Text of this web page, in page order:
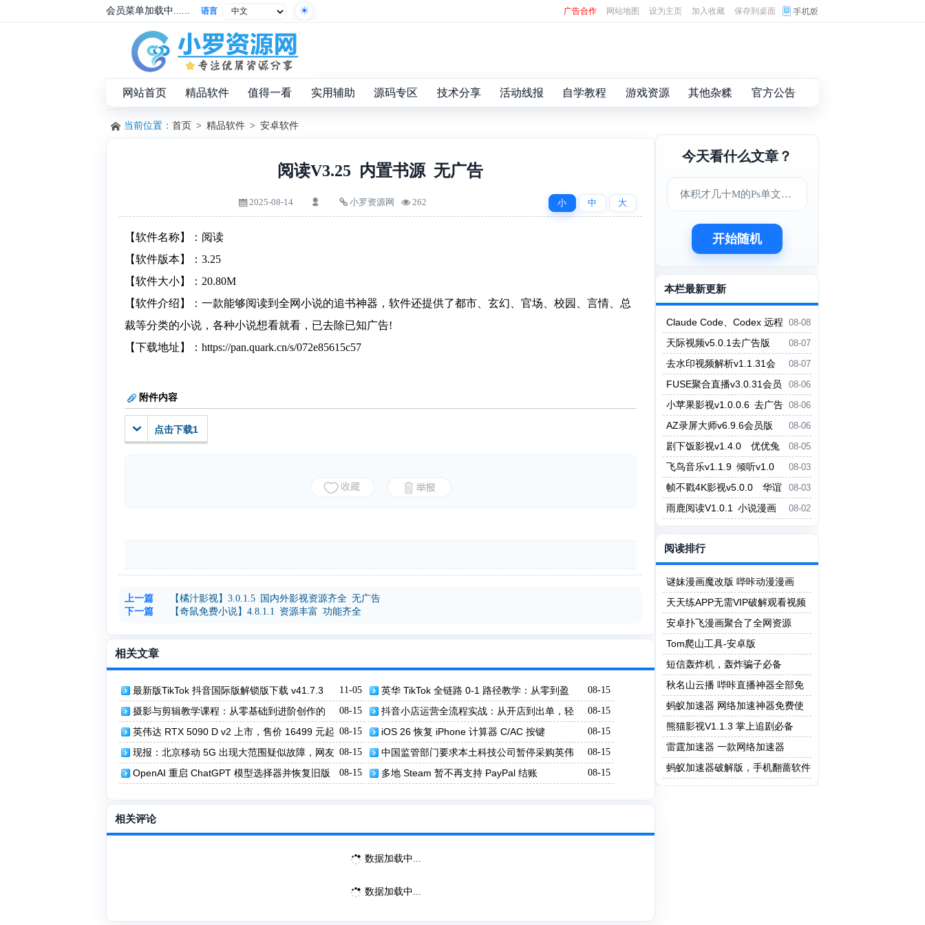
会员菜单加载中...... 语言 广告合作 网站地图 设为主页 加入收藏 保存到桌面
网站首页 精品软件 值得一看 实用辅助 源码专区 技术分享 活动线报 自学教程 游戏资源 其他杂糅 官方公告
当前位置： 首页 > 精品软件 > 安卓软件
阅读V3.25 内置书源 无广告
小 中 大
2025-08-14 小罗资源网 262
【软件名称】：阅读
【软件版本】：3.25
【软件大小】：20.80M
【软件介绍】：一款能够阅读到全网小说的追书神器，软件还提供了都市、玄幻、官场、校园、言情、总
裁等分类的小说，各种小说想看就看，已去除已知广告!
【下载地址】：https://pan.quark.cn/s/072e85615c57
附件内容
点击下载1
上一篇
【橘汁影视】3.0.1.5 国内外影视资源齐全 无广告
下一篇
【奇鼠免费小说】4.8.1.1 资源丰富 功能齐全
相关文章
11-05
最新版TikTok 抖音国际版解锁版下载 v41.7.3
去广告 免拔卡
08-15
英华 TikTok 全链路 0-1 路径教学：从零到盈
利，掘金美区市场！
08-15
摄影与剪辑教学课程：从零基础到进阶创作的
全流程指南
08-15
抖音小店运营全流程实战：从开店到出单，轻
松掌握抖店核心玩法！
08-15
英伟达 RTX 5090 D v2 上市，售价 16499 元起 08-15
iOS 26 恢复 iPhone 计算器 C/AC 按键
08-15
现报：北京移动 5G 出现大范围疑似故障，网友
报告各类加密 DNS 被阻断
08-15
中国监管部门要求本土科技公司暂停采购英伟
达芯片
08-15
OpenAI 重启 ChatGPT 模型选择器并恢复旧版
08-15
多地 Steam 暂不再支持 PayPal 结账
相关评论
数据加载中...
数据加载中...
今天看什么文章？
体积才几十M的Ps单文件版
开始随机
本栏最新更新
08-08
Claude Code、Codex 远程
控制工具，用手机管理 AI Agent
08-07
天际视频v5.0.1去广告版
云朵影视v1.9.0去广告版
08-07
去水印视频解析v1.1.31会
员版 抖音等平台无水印下载
08-06
FUSE聚合直播v3.0.31会员
版 虎牙斗鱼抖音快手哔哩哔哩YY
直播等
08-06
小苹果影视v1.0.0.6 去广告
版 小草影视v2.5.7
08-06
AZ录屏大师v6.9.6会员版
支持1080P/60fps录制 剪辑功能
08-05
剧下饭影视v1.4.0 优优兔
影视v5.1.3
08-03
飞鸟音乐v1.1.9 倾听v1.0
无损音乐免费听免费下载
08-03
帧不戳4K影视v5.0.0 华谊
影视v6.0.0.1
08-02
雨鹿阅读V1.0.1 小说漫画
二合一阅读App
阅读排行
谜妹漫画魔改版 哔咔动漫漫画
天天练APP无需VIP破解观看视频
做题版本
安卓扑飞漫画聚合了全网资源
Tom爬山工具-安卓版
短信轰炸机，轰炸骗子必备
秋名山云播 哔咔直播神器全部免
费
蚂蚁加速器 网络加速神器免费使
用
熊猫影视V1.1.3 掌上追剧必备
雷霆加速器 一款网络加速器
蚂蚁加速器破解版，手机翻蔷软件